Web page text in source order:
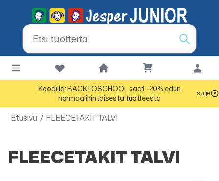
Koodilla: BACKTOSCHOOL saat -20% edun
normaalihintaisesta tuotteesta
sulje
Etusivu / FLEECETAKIT TALVI
FLEECETAKIT TALVI